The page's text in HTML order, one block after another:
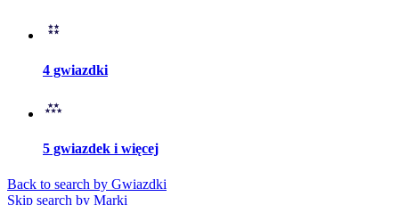
4 gwiazdki
5 gwiazdek i więcej
Back to search by Gwiazdki
Skip search by Marki